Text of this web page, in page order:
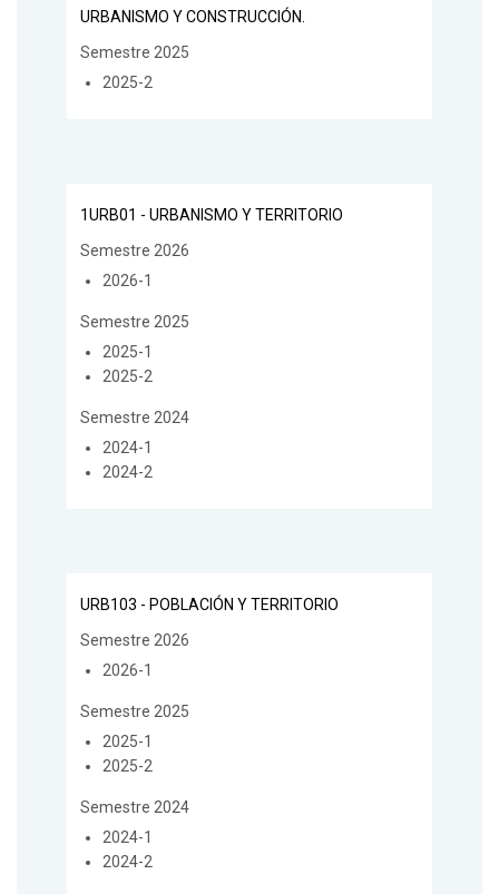
URBANISMO Y CONSTRUCCIÓN.
Semestre 2025
2025-2
1URB01 - URBANISMO Y TERRITORIO
Semestre 2026
2026-1
Semestre 2025
2025-1
2025-2
Semestre 2024
2024-1
2024-2
URB103 - POBLACIÓN Y TERRITORIO
Semestre 2026
2026-1
Semestre 2025
2025-1
2025-2
Semestre 2024
2024-1
2024-2